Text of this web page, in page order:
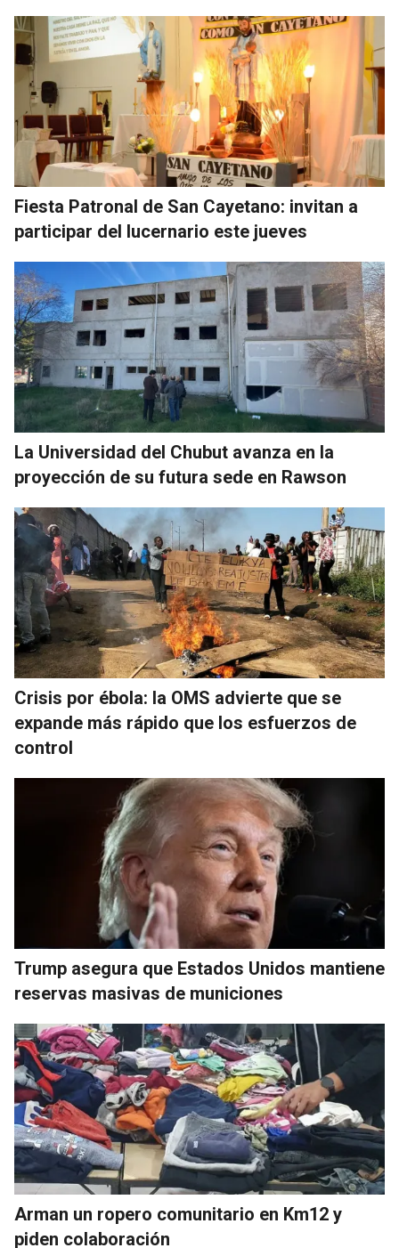
Fiesta Patronal de San Cayetano: invitan a
participar del lucernario este jueves
La Universidad del Chubut avanza en la
proyección de su futura sede en Rawson
Crisis por ébola: la OMS advierte que se
expande más rápido que los esfuerzos de
control
Trump asegura que Estados Unidos mantiene
reservas masivas de municiones
Arman un ropero comunitario en Km12 y
piden colaboración